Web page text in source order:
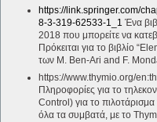
https://link.springer.com/
8-3-319-62533-1_1 Ένα
2018 που μπορείτε να
Πρόκειται για το βιβλίο
των Μ. Ben-Ari and F.
https://www.thymio.org/
Πληροφορίες για το
Control) για το
όλα τα συμβατά, με το